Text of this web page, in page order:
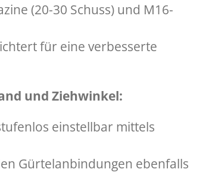
(20-30 Schuss) und M16-
für eine verbesserte
und Ziehwinkel:
einstellbar mittels
Gürtelanbindungen ebenfalls